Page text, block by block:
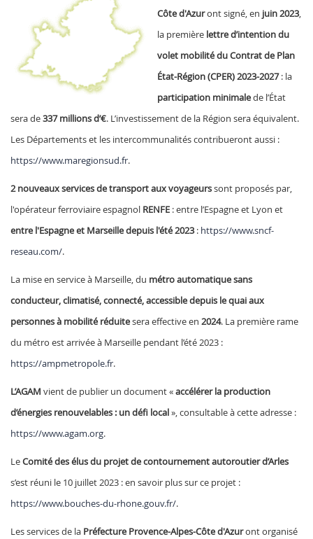
Côte d'Azuront signé, en juin 2023,
la première lettre d’intention du
volet mobilité du Contrat de Plan
État-Région (CPER) 2023-2027: la
participation minimalede l’État
sera de337 millions d’€. L’investissement de la Région sera équivalent.
Les Départements et les intercommunalités contribueront aussi :
https://www.maregionsud.fr.
2 nouveaux services de transport aux voyageurssont proposés par,
l'opérateur ferroviaire espagnol RENFE : entre l’Espagne et Lyon et
entre l'Espagne et Marseille depuis l'été 2023: https://www.sncf-
reseau.com/.
La mise en service à Marseille, du métro automatique sans
conducteur, climatisé, connecté, accessible depuis le quai aux
personnes à mobilité réduitesera effective en 2024. La première rame
du métro est arrivée à Marseille pendant l’été 2023 :
https://ampmetropole.fr.
L’AGAM vient de publier un document «accélérer la production
d’énergies renouvelables : un défi local», consultable à cette adresse :
https://www.agam.org.
LeComité des élus du projet de contournement autoroutier d’Arles
s’est réuni le 10 juillet 2023 : en savoir plus sur ce projet :
https://www.bouches-du-rhone.gouv.fr/.
Les services de la Préfecture Provence-Alpes-Côte d'Azuront organisé